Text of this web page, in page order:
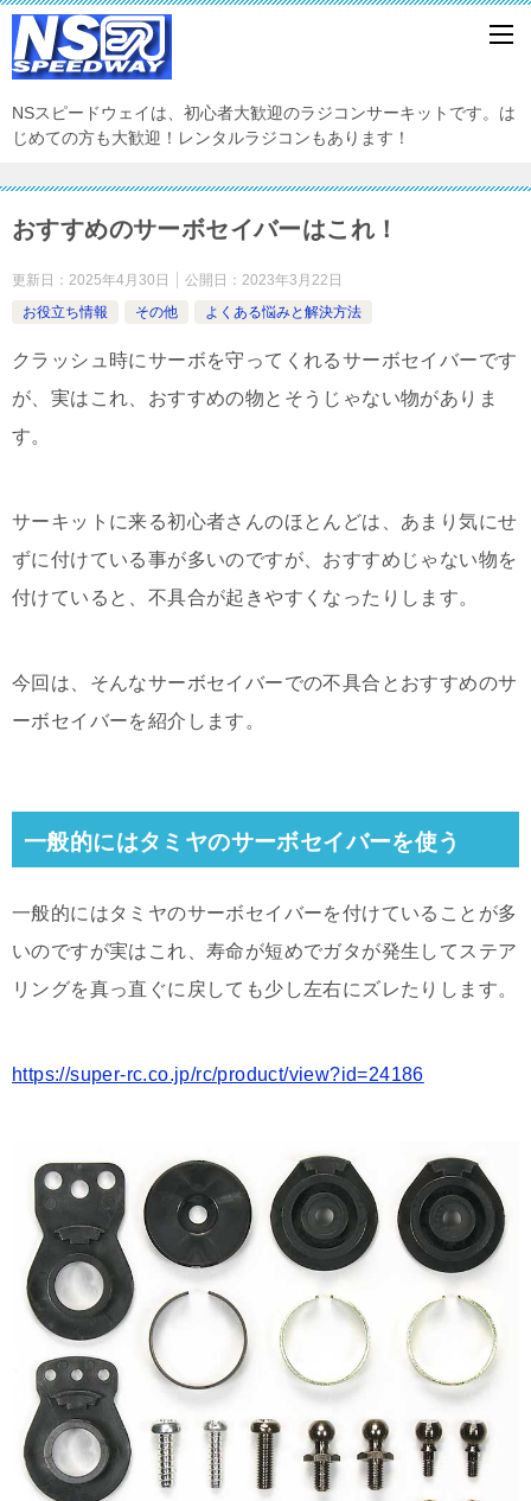
NSスピードウェイは、初心者大歓迎のラジコンサーキットです。は
じめての方も大歓迎！レンタルラジコンもあります！
おすすめのサーボセイバーはこれ！
更新日： 2025年4月30日 公開日： 2023年3月22日
お役立ち情報
その他 よくある悩みと解決方法
クラッシュ時にサーボを守ってくれるサーボセイバーです
が、実はこれ、おすすめの物とそうじゃない物がありま
す。
サーキットに来る初心者さんのほとんどは、あまり気にせ
ずに付けている事が多いのですが、おすすめじゃない物を
付けていると、不具合が起きやすくなったりします。
今回は、そんなサーボセイバーでの不具合とおすすめのサ
ーボセイバーを紹介します。
一般的にはタミヤのサーボセイバーを使う
一般的にはタミヤのサーボセイバーを付けていることが多
いのですが実はこれ、寿命が短めでガタが発生してステア
リングを真っ直ぐに戻しても少し左右にズレたりします。
https://super-rc.co.jp/rc/product/view?id=24186